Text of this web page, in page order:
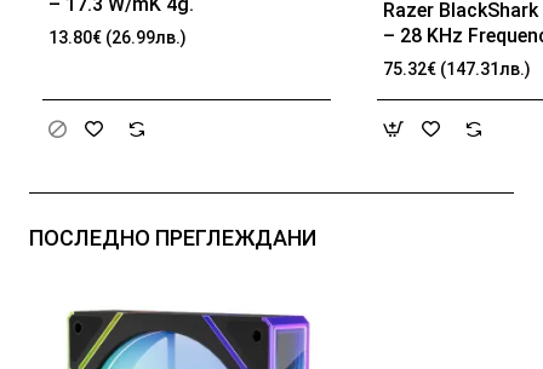
13.80€ (26.99лв.)
Razer BlackShark
– 28 KHz
32 Ω (1 kHz)
TriForce Driver,
passive noise
100 Hz – 10 kHz
75.32€ (147.31лв.)
ПОСЛЕДНО ПРЕГЛЕЖДАНИ